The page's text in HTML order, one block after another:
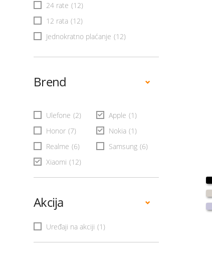
24 rate (12)
12 rata (12)
Jednokratno plaćanje (12)
Brend
Ulefone (2) Apple (1)
Honor (7) Nokia (1)
Realme (6) Samsung (6)
Xiaomi (12)
Akcija
Uređaji na akciji (1)